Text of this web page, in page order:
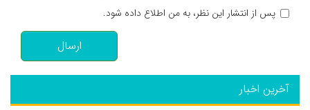
پس از انتشار این نظر، به من اطلاع داده شود.
ارسال
آخرین اخبار